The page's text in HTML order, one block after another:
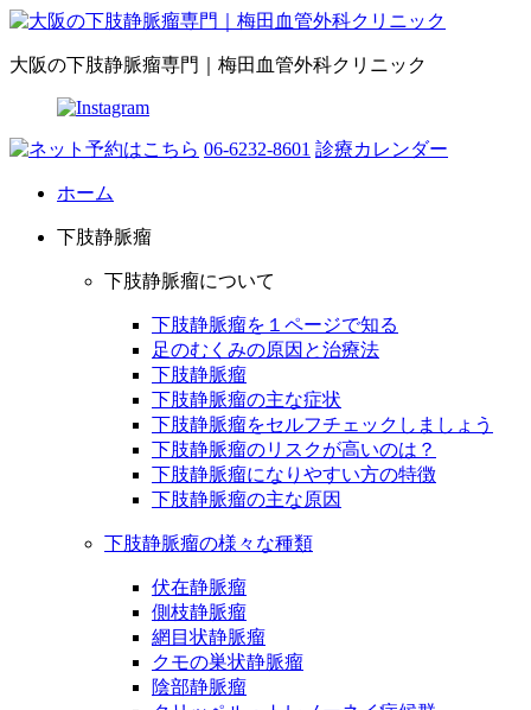
大阪の下肢静脈瘤専門｜梅田血管外科クリニック
06-6232-8601 診療カレンダー
ホーム
下肢静脈瘤
下肢静脈瘤について
下肢静脈瘤を１ページで知る
足のむくみの原因と治療法
下肢静脈瘤
下肢静脈瘤の主な症状
下肢静脈瘤をセルフチェックしましょう
下肢静脈瘤のリスクが高いのは？
下肢静脈瘤になりやすい方の特徴
下肢静脈瘤の主な原因
下肢静脈瘤の様々な種類
伏在静脈瘤
側枝静脈瘤
網目状静脈瘤
クモの巣状静脈瘤
陰部静脈瘤